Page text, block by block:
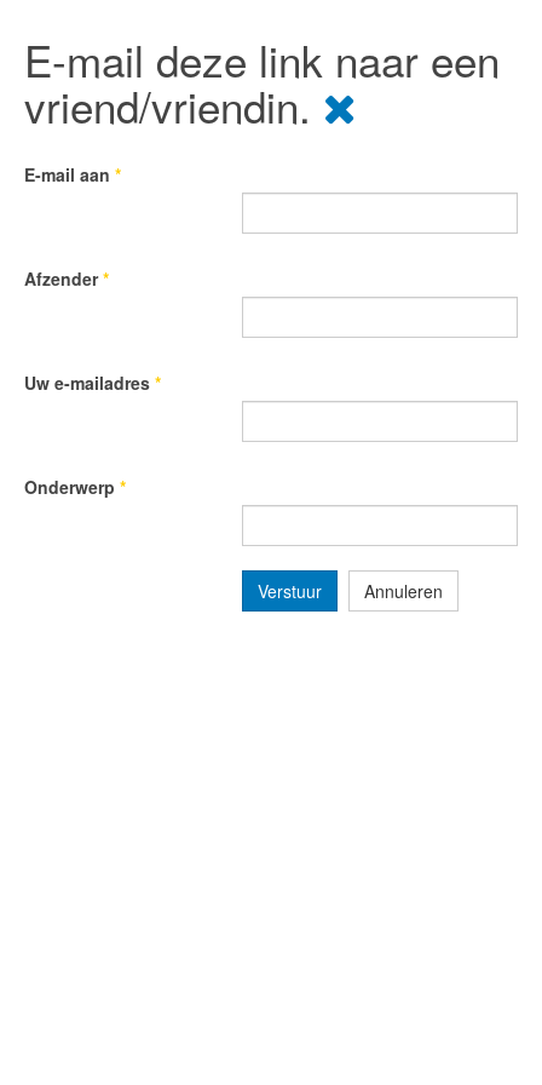
E-mail deze link naar een
vriend/vriendin.
E-mail aan *
Afzender*
Uw e-mailadres *
Onderwerp *
Verstuur Annuleren